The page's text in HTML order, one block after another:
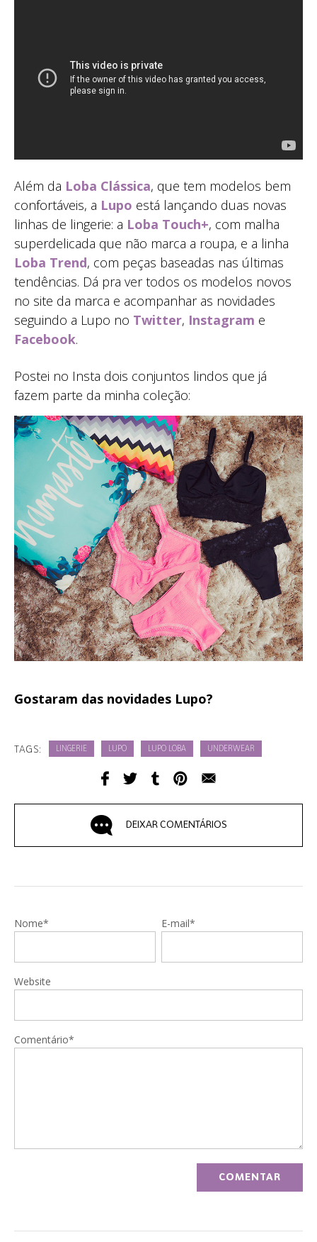
Além da Loba Clássica, que tem modelos bem
confortáveis, a Lupo está lançando duas novas
linhas de lingerie: a Loba Touch+, com malha
superdelicada que não marca a roupa, e a linha
Loba Trend, com peças baseadas nas últimas
tendências. Dá pra ver todos os modelos novos
no site da marca e acompanhar as novidades
seguindo a Lupo no Twitter, Instagram e
Facebook.
Postei no Insta dois conjuntos lindos que já
fazem parte da minha coleção:
Gostaram das novidades Lupo?
TAGS: LINGERIE LUPO LUPO LOBA UNDERWEAR
DEIXAR COMENTÁRIOS
Nome* E-mail*
Website
Comentário*